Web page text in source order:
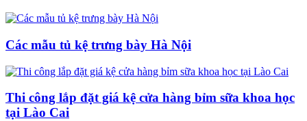
Các mẫu tủ kệ trưng bày Hà Nội
Thi công lắp đặt giá kệ cửa hàng bỉm sữa khoa học
tại Lào Cai